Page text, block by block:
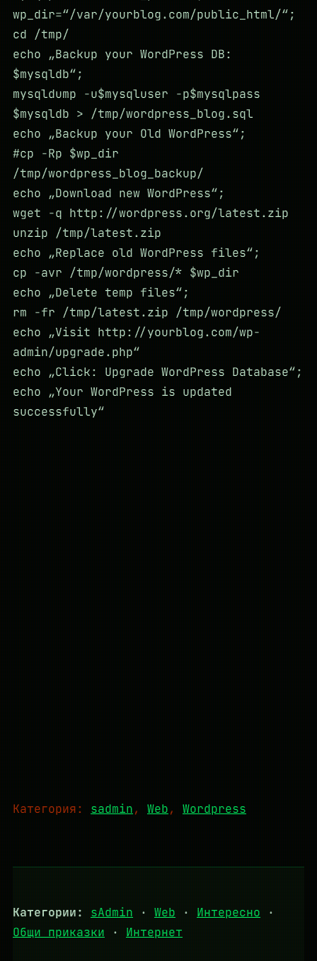
wp_dir=“/var/yourblog.com/public_html/“;
cd /tmp/
echo „Backup your WordPress DB:
$mysqldb“;
mysqldump -u$mysqluser -p$mysqlpass
$mysqldb > /tmp/wordpress_blog.sql
echo „Backup your Old WordPress“;
#cp -Rp $wp_dir
/tmp/wordpress_blog_backup/
echo „Download new WordPress“;
wget -q http://wordpress.org/latest.zip
unzip /tmp/latest.zip
echo „Replace old WordPress files“;
cp -avr /tmp/wordpress/* $wp_dir
echo „Delete temp files“;
rm -fr /tmp/latest.zip /tmp/wordpress/
echo „Visit http://yourblog.com/wp-
admin/upgrade.php“
echo „Click: Upgrade WordPress Database“;
echo „Your WordPress is updated
successfully“
Категория: sadmin, Web, Wordpress
Категории: sAdmin · Web · Интересно ·
Общи приказки · Интернет